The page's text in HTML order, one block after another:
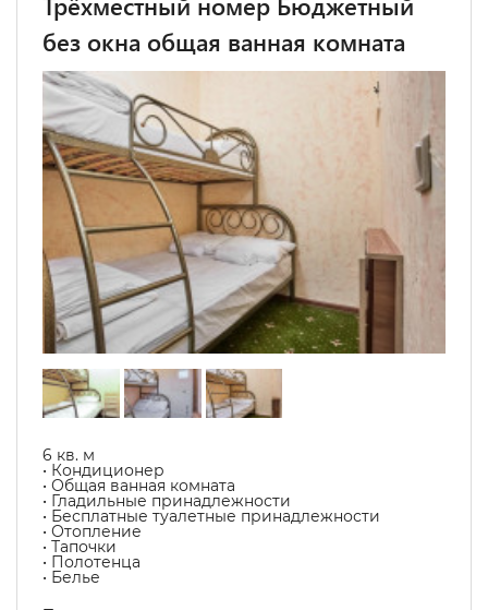
без окна общая ванная комната
6 кв. м
• Кондиционер
• Общая ванная комната
• Гладильные принадлежности
• Бесплатные туалетные принадлежности
• Отопление
• Тапочки
• Полотенца
• Белье